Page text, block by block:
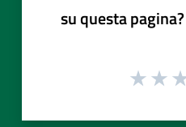
su questa pagina?